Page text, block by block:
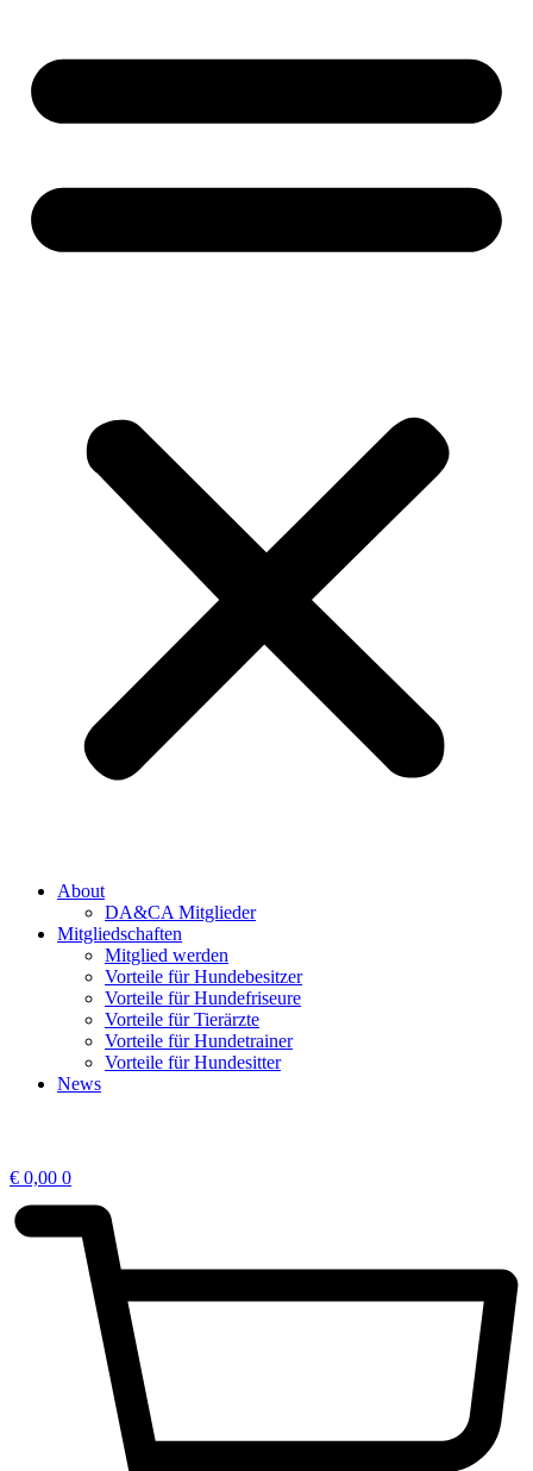
About
DA&CA Mitglieder
Mitgliedschaften
Mitglied werden
Vorteile für Hundebesitzer
Vorteile für Hundefriseure
Vorteile für Tierärzte
Vorteile für Hundetrainer
Vorteile für Hundesitter
News
€ 0,00 0